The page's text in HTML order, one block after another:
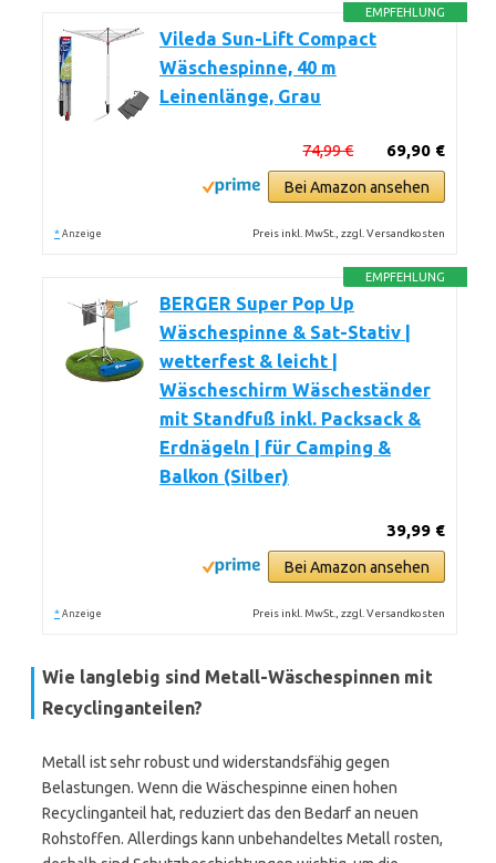
EMPFEHLUNG
Vileda Sun-Lift Compact
Wäschespinne, 40 m
Leinenlänge, Grau
69,90 €
74,99 €
Bei Amazon ansehen
* Anzeige Preis inkl. MwSt., zzgl. Versandkosten
EMPFEHLUNG
BERGER Super Pop Up
Wäschespinne & Sat-Stativ |
wetterfest & leicht |
Wäscheschirm Wäscheständer
mit Standfuß inkl. Packsack &
Erdnägeln | für Camping &
Balkon (Silber)
39,99 €
Bei Amazon ansehen
* Anzeige Preis inkl. MwSt., zzgl. Versandkosten
Wie langlebig sind Metall-Wäschespinnen mit
Recyclinganteilen?
Metall ist sehr robust und widerstandsfähig gegen
Belastungen. Wenn die Wäschespinne einen hohen
Recyclinganteil hat, reduziert das den Bedarf an neuen
Rohstoffen. Allerdings kann unbehandeltes Metall rosten,